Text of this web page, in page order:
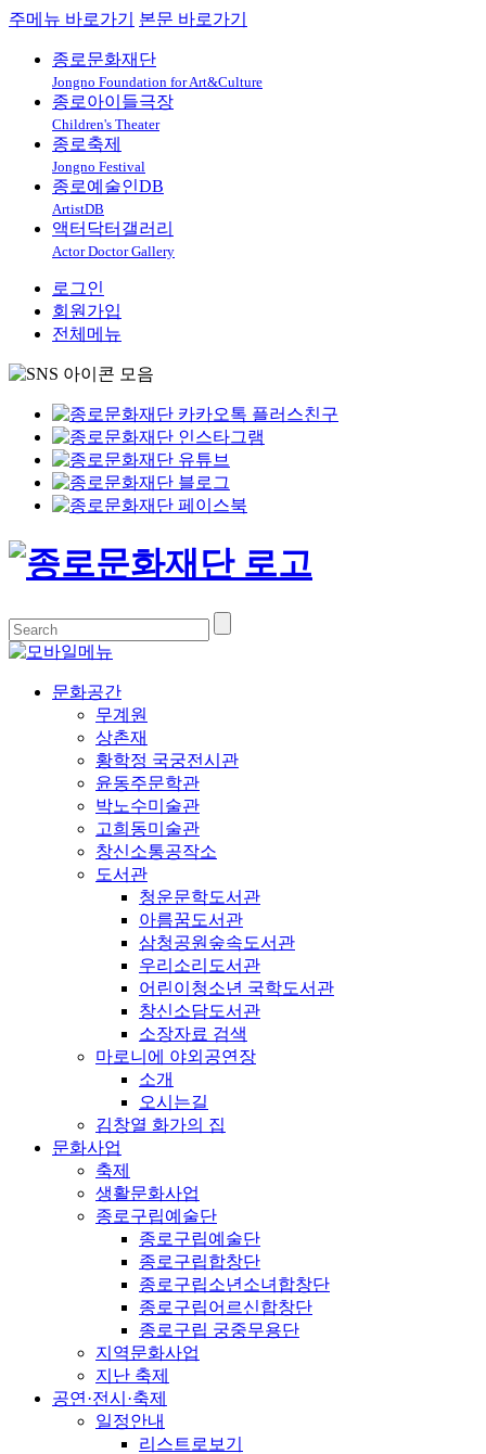
주메뉴 바로가기 본문 바로가기
종로문화재단
Jongno Foundation for Art&Culture
종로아이들극장
Children's Theater
종로축제
Jongno Festival
종로예술인DB
ArtistDB
액터닥터갤러리
Actor Doctor Gallery
로그인
회원가입
전체메뉴
문화공간
무계원
상촌재
황학정 국궁전시관
윤동주문학관
박노수미술관
고희동미술관
창신소통공작소
도서관
청운문학도서관
아름꿈도서관
삼청공원숲속도서관
우리소리도서관
어린이청소년 국학도서관
창신소담도서관
소장자료 검색
마로니에 야외공연장
소개
오시는길
김창열 화가의 집
문화사업
축제
생활문화사업
종로구립예술단
종로구립예술단
종로구립합창단
종로구립소년소녀합창단
종로구립어르신합창단
종로구립 궁중무용단
지역문화사업
지난 축제
공연·전시·축제
일정안내
리스트로보기